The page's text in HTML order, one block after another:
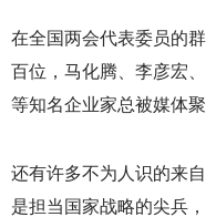
在全国两会代表委员的
百位，马化腾、李彦宏
等知名企业家总被媒体聚
还有许多不为人识的来
是担当国家战略的尖兵